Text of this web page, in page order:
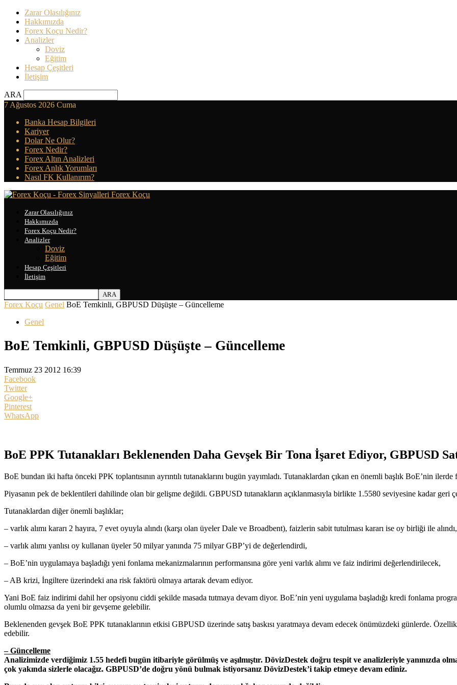
Zarar Olasılığınız
Hakkımızda
Forex Koçu Nedir?
Analizler
Doviz
Eğitim
Hesap Çeşitleri
İletişim
ARA
7 Ağustos 2026 Cuma
Banka Hesap Bilgileri
Kariyer
Dolar Ne Olur?
Forex Nedir?
Forex Altın Analizleri
Forex Anlık Yorumları
Nasıl FK Kullanırım?
Forex Koçu
Zarar Olasılığınız
Hakkımızda
Forex Koçu Nedir?
Analizler
Doviz
Eğitim
Hesap Çeşitleri
İletişim
Forex Koçu Genel BoE Temkinli, GBPUSD Düşüşte – Güncelleme
Genel
BoE Temkinli, GBPUSD Düşüşte – Güncelleme
Temmuz 23 2012 16:39
Facebook
Twitter
Google+
Pinterest
WhatsApp
BoE PPK Tutanakları Beklenenden Daha Gevşek Bir Tona İşaret Ediyor, GBPUSD
BoE bundan iki hafta önceki PPK toplantısının ayrıntılı tutanaklarını bugün yayımladı. Tutanaklardan çıkan en önemli başlık BoE’nin
Piyasanın pek de beklentileri dahilinde olan bir gelişme değildi. GBPUSD tutanakların açıklanmasıyla birlikte 1.5580 seviyesine kadar geri
Tutanaklardan diğer önemli başlıklar;
– varlık alımı kararı 2 hayıra, 7 evet oyuyla alındı (karşı olan üyeler Dale ve Broadbent), faizlerin sabit tutulması kararı ise oy birliği ile alındı,
– varlık alımı yanlısı oy kullanan üyeler 50 milyar yanında 75 milyar GBP’yi de değerlendirdi,
– BoE’nin uygulamaya başladığı yeni fonlama mekanizmalarının performansına göre yeni varlık alımı ve faiz indirimi değerlendirilecek,
– AB krizi, İngiltere üzerindeki ana risk faktörü olmaya artarak devam ediyor.
Yani BoE faiz indirimi dahil her opsiyonu ciddi şekilde masada tutmaya devam diyor. BoE’nin yeni uygulama başladığı kredi fonlama
olumlu olmazsa da yeni bir gevşeme gelebilir.
Beklenenden gevşek BoE PPK tutanaklarının etkisi GBPUSD üzerinde satış baskısı yaratmaya devam edecek önümüzdeki günlerde.
edebilir.
– Güncelleme
Analizimizde verdiğimiz 1.55 hedefi bugün itibariyle görülmüş ve aşılmıştır. DövizDestek doğru tespit ve analizleriyle yanınızda
çok yakında sizlerle olacağız. GBPUSD’de doğru yönü bulmak istiyorsanız DövizDestek’i takip etmeye devam ediniz.